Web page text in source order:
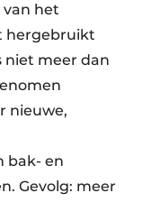
het
hergebruikt
niet meer dan
nieuwe,
bak- en
Gevolg: meer